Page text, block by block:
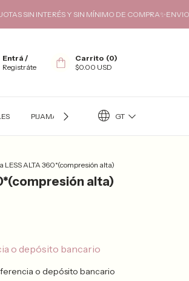
Y SIN MÍNIMO DE COMPRA✨ENVIOS GRATIS A
Entrá /
Registráte
Carrito (0)
$0.00 USD
PIJAMAS TÉRMICOGT
LESS ALTA 360*(compresión alta)
alta)
o depósito bancario
o depósito bancario